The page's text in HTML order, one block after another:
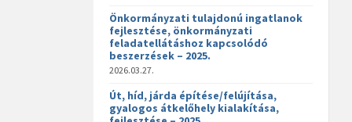
Önkormányzati tulajdonú ingatlanok
fejlesztése, önkormányzati
feladatellátáshoz kapcsolódó
beszerzések – 2025.
2026.03.27.
Út, híd, járda építése/felújítása,
gyalogos átkelőhely kialakítása,